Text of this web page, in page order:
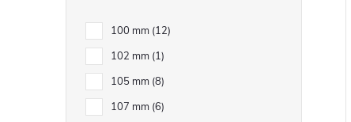
100 mm 12
102 mm 1
105 mm 8
107 mm 6